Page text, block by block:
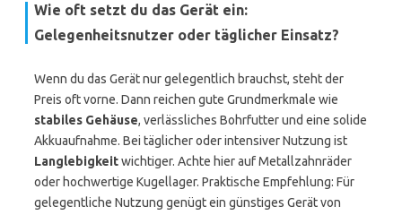
Wie oft setzt du das Gerät ein:
Gelegenheitsnutzer oder täglicher Einsatz?
Wenn du das Gerät nur gelegentlich brauchst, steht der
Preis oft vorne. Dann reichen gute Grundmerkmale wie
stabiles Gehäuse, verlässliches Bohrfutter und eine solide
Akkuaufnahme. Bei täglicher oder intensiver Nutzung ist
Langlebigkeitwichtiger. Achte hier auf Metallzahnräder
oder hochwertige Kugellager. Praktische Empfehlung: Für
gelegentliche Nutzung genügt ein günstiges Gerät von